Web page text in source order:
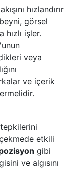
hızlandırır
görsel
işler.
veya
ve içerik
etkili
gibi
ve algısını